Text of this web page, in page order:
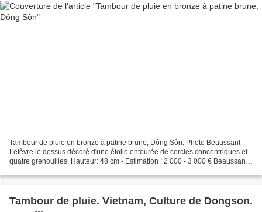
Tambour de pluie en bronze à patine brune, Dông Sôn. Photo Beaussant
Lefèvre le dessus décoré d'une étoile entourée de cercles concentriques et
quatre grenouilles. Hauteur: 48 cm - Estimation : 2 000 - 3 000 € Beaussant
Tambour de pluie. Vietnam, Culture de Dongson.